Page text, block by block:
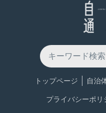
トップページ 自治
プライバシーポリ